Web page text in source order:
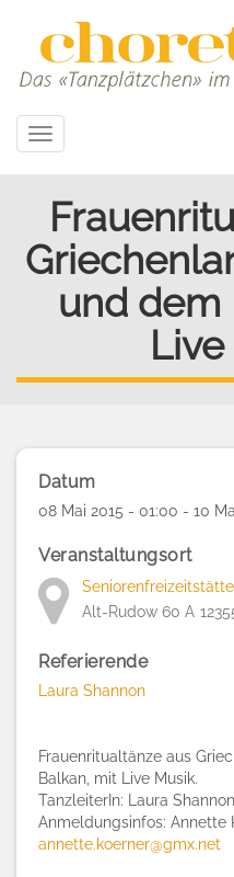
Toggle
navigation
und dem
Datum
08 Mai 2015 - 01:00 - 10
Veranstaltungsort
Alt-Rudow 60 A
Referierende
Laura Shannon
Frauenritualtänze aus
Balkan, mit Live Musik.
TanzleiterIn: Laura
Anmeldungsinfos: Annette
annette.koerner@gmx.net